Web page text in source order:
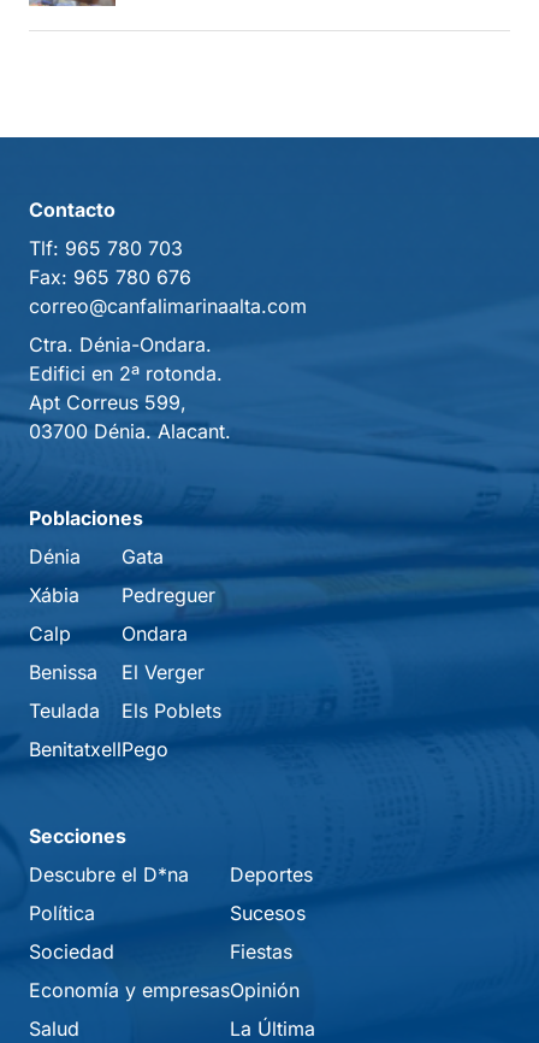
Contacto
Tlf: 965 780 703
Fax: 965 780 676
correo@canfalimarinaalta.com
Ctra. Dénia-Ondara.
Edifici en 2ª rotonda.
Apt Correus 599,
03700 Dénia. Alacant.
Poblaciones
Dénia
Xábia
Calp
Benissa
Teulada
Benitatxell
Gata
Pedreguer
Ondara
El Verger
Els Poblets
Pego
Secciones
Descubre el D*na
Política
Sociedad
Economía y empresas
Salud
Deportes
Sucesos
Fiestas
Opinión
La Última